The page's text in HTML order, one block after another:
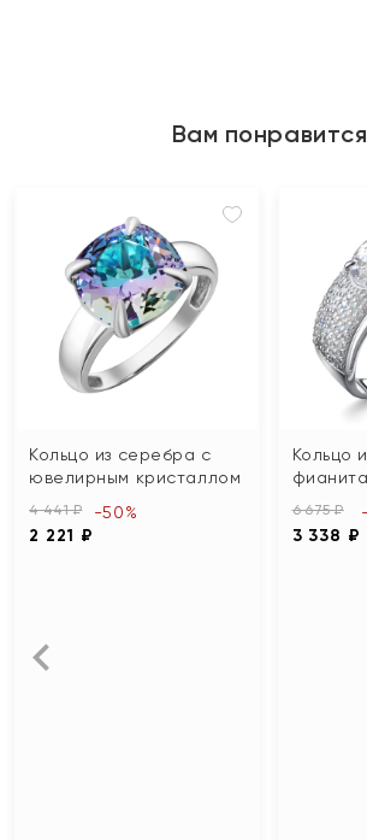
Вам понравится
Кольцо из серебра с
ювелирным кристаллом
4 441 ₽
2 221 ₽
-50%
Кольцо
6 675 ₽
3 338 ₽